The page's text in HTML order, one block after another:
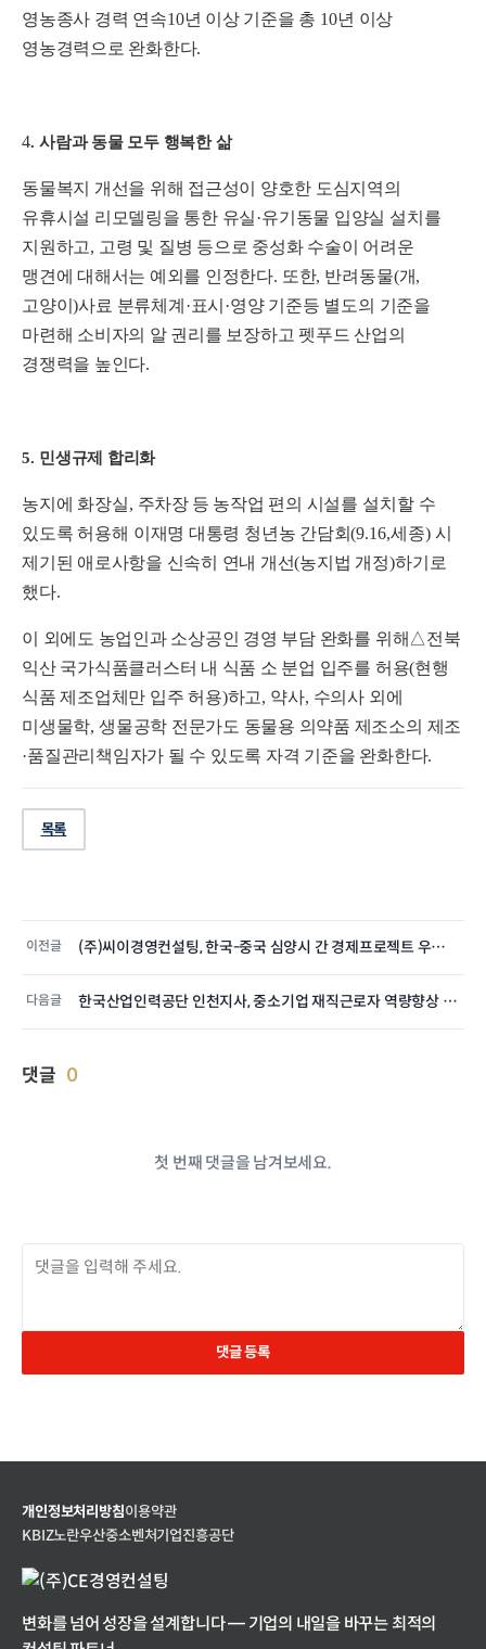
영농종사 경력 연속10년 이상 기준을 총 10년 이상
영농경력으로 완화한다.
4. 사람과 동물 모두 행복한 삶
동물복지 개선을 위해 접근성이 양호한 도심지역의
유휴시설 리모델링을 통한 유실·유기동물 입양실 설치를
지원하고, 고령 및 질병 등으로 중성화 수술이 어려운
맹견에 대해서는 예외를 인정한다. 또한, 반려동물(개,
고양이)사료 분류체계 ·표시 ·영양 기준등 별도의 기준을
마련해 소비자의 알 권리를 보장하고 펫푸드 산업의
경쟁력을 높인다.
5. 민생규제 합리화
농지에 화장실, 주차장 등 농작업 편의 시 설를 설치할 수
있도록 허용해 이재명 대통령 청년농 간담회(9.16,세종) 시
제기된 애로사항을 신속히 연내 개선(농지법 개정)하기로
했다.
이 외에도 농업인과 소상공인 경영 부담 완화를 위해 △전북
익산 국가식품클러스터 내 식품 소 분업 입주를 허용(현행
식품 제조업체만 입주 허용)하고, 약사, 수의사 외에
미생물학,생물공학 전문가도 동물용 의약품 제조소의 제조
·품질관리책임자가 될 수 있도록 자격 기준을 완화한다.
목록
이전글 (주)씨이경영컨설팅, 한국-중국 심양시 간 경제프로젝트 우호 협력 MOU…
다음글 한국산업인력공단 인천지사, 중소기업 재직근로자 역량향상 교육실시!
댓글 0
첫 번째 댓글을 남겨보세요.
댓글 등록
개인정보처리방침이용약관
KBIZ노란우산중소벤처기업진흥공단
변화를 넘어 성장을 설계합니다 — 기업의 내일을 바꾸는 최적의